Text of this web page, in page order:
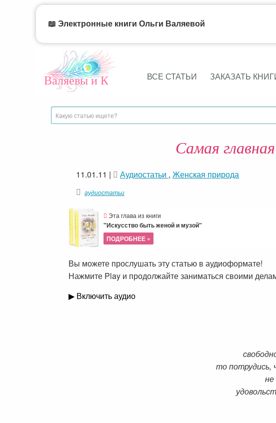
Валяевы и К ВСЕ СТАТЬИ ЗАКАЗАТЬ
Самая
11.01.11 | Аудиостатьи , Женская природа
аудиостатьи
Эта глава из книги
"Искусство быть женой и музой"
ПОДРОБНЕЕ »
Вы можете прослушать эту статью в аудиоформате!
Нажмите Play и продолжайте заниматься своими
▶ Включить аудио
то потрудись,
📖 Электронные книги Ольги Валяевой